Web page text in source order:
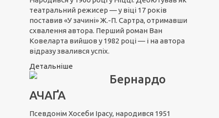
театральний режисер — у віці 17 років
поставив «У зачині» Ж.-П. Сартра, отримавши
схвалення автора. Перший роман Ван
Ковеларта вийшов у 1982 році — і на автора
відразу звалився успіх.
Детальніше
Бернардо
АЧАҐА
Псевдонім Хосеби Ірасу, народився 1951